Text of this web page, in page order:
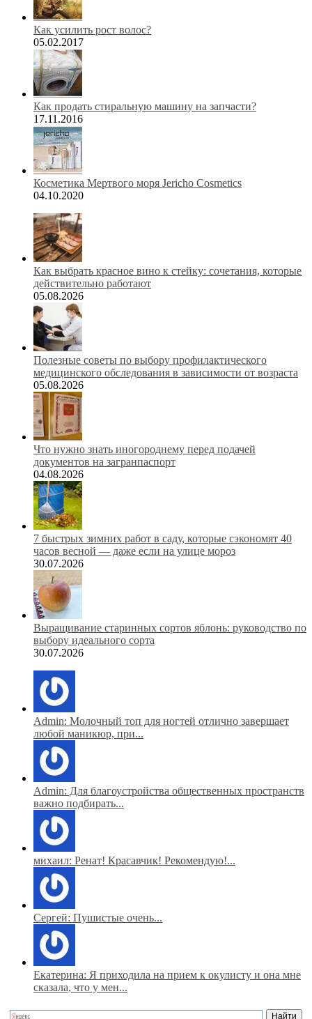
Как усилить рост волос?
05.02.2017
Как продать стиральную машину на запчасти?
17.11.2016
Косметика Мертвого моря Jericho Cosmetics
04.10.2020
Как выбрать красное вино к стейку: сочетания, которые
действительно работают
05.08.2026
Полезные советы по выбору профилактического
медицинского обследования в зависимости от возраста
05.08.2026
Что нужно знать иногороднему перед подачей
документов на загранпаспорт
04.08.2026
7 быстрых зимних работ в саду, которые сэкономят 40
часов весной — даже если на улице мороз
30.07.2026
Выращивание старинных сортов яблонь: руководство по
выбору идеального сорта
30.07.2026
Admin: Молочный топ для ногтей отлично завершает
любой маникюр, при...
Admin: Для благоустройства общественных пространств
важно подбирать...
михаил: Ренат! Красавчик! Рекомендую!...
Сергей: Пушистые очень...
Екатерина: Я приходила на прием к окулисту и она мне
сказала, что у мен...